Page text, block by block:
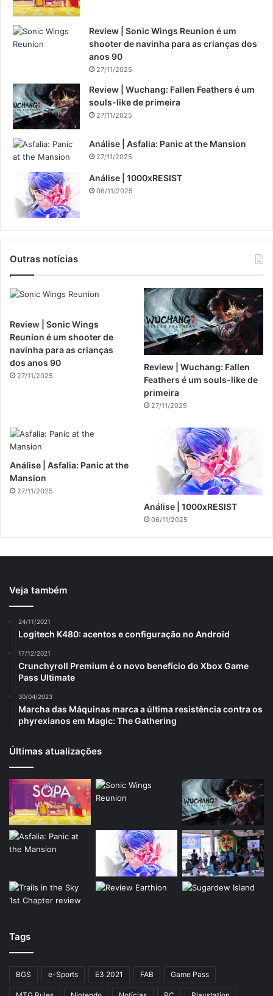
Review | Sonic Wings Reunion é um
shooter de navinha para as crianças dos
anos 90
27/11/2025
Review | Wuchang: Fallen Feathers é um
souls-like de primeira
27/11/2025
Análise | Asfalia: Panic at the Mansion
27/11/2025
Análise | 1000xRESIST
06/11/2025
Outras notícias
Review | Sonic Wings
Reunion é um shooter de
navinha para as crianças
dos anos 90
27/11/2025
Review | Wuchang: Fallen
Feathers é um souls-like de
primeira
27/11/2025
Análise | Asfalia: Panic at the
Mansion
27/11/2025
Análise | 1000xRESIST
06/11/2025
Veja também
24/11/2021
Logitech K480: acentos e configuração no Android
17/12/2021
Crunchyroll Premium é o novo benefício do Xbox Game
Pass Ultimate
30/04/2023
Marcha das Máquinas marca a última resistência contra os
phyrexianos em Magic: The Gathering
Últimas atualizações
Tags
BGS e-Sports E3 2021 FAB Game Pass